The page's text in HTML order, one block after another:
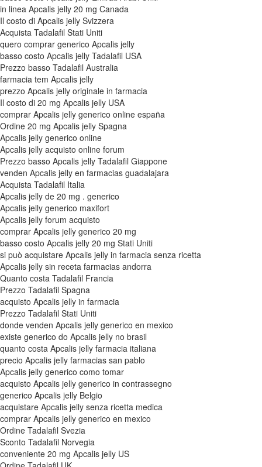
in linea Apcalis jelly 20 mg Canada
Il costo di Apcalis jelly Svizzera
Acquista Tadalafil Stati Uniti
quero comprar generico Apcalis jelly
basso costo Apcalis jelly Tadalafil USA
Prezzo basso Tadalafil Australia
farmacia tem Apcalis jelly
prezzo Apcalis jelly originale in farmacia
Il costo di 20 mg Apcalis jelly USA
comprar Apcalis jelly generico online españa
Ordine 20 mg Apcalis jelly Spagna
Apcalis jelly generico online
Apcalis jelly acquisto online forum
Prezzo basso Apcalis jelly Tadalafil Giappone
venden Apcalis jelly en farmacias guadalajara
Acquista Tadalafil Italia
Apcalis jelly de 20 mg . generico
Apcalis jelly generico maxifort
Apcalis jelly forum acquisto
comprar Apcalis jelly generico 20 mg
basso costo Apcalis jelly 20 mg Stati Uniti
si può acquistare Apcalis jelly in farmacia senza ricetta
Apcalis jelly sin receta farmacias andorra
Quanto costa Tadalafil Francia
Prezzo Tadalafil Spagna
acquisto Apcalis jelly in farmacia
Prezzo Tadalafil Stati Uniti
donde venden Apcalis jelly generico en mexico
existe generico do Apcalis jelly no brasil
quanto costa Apcalis jelly farmacia italiana
precio Apcalis jelly farmacias san pablo
Apcalis jelly generico como tomar
acquisto Apcalis jelly generico in contrassegno
generico Apcalis jelly Belgio
acquistare Apcalis jelly senza ricetta medica
comprar Apcalis jelly generico en mexico
Ordine Tadalafil Svezia
Sconto Tadalafil Norvegia
conveniente 20 mg Apcalis jelly US